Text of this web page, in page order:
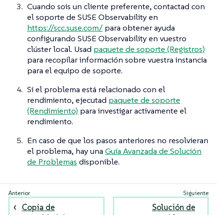
Cuando sois un cliente preferente, contactad con
el soporte de SUSE Observability en
https://scc.suse.com/ para obtener ayuda
configurando SUSE Observability en vuestro
clúster local. Usad paquete de soporte (Registros)
para recopilar información sobre vuestra instancia
para el equipo de soporte.
Si el problema está relacionado con el
rendimiento, ejecutad paquete de soporte
(Rendimiento) para investigar activamente el
rendimiento.
En caso de que los pasos anteriores no resolvieran
el problema, hay una Guía Avanzada de Solución
de Problemas disponible.
Copia de
Solución de